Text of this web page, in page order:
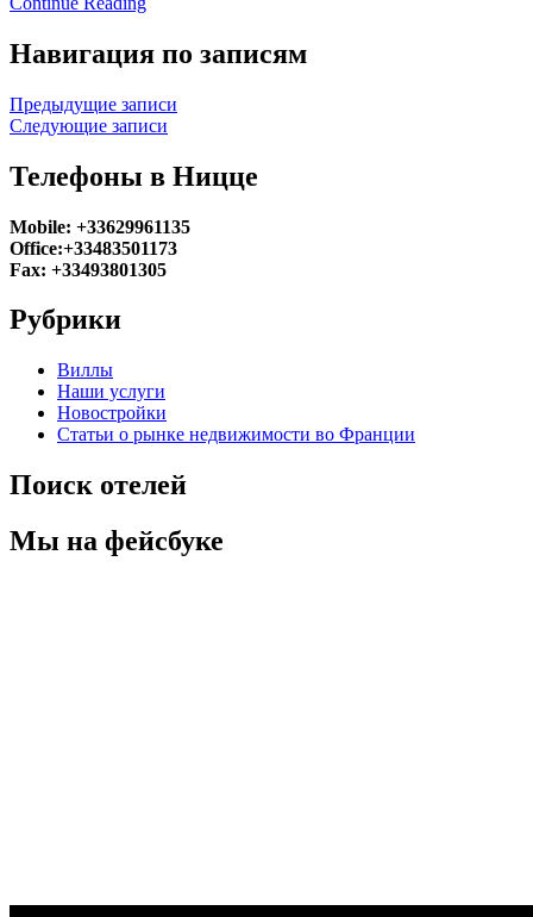
Навигация по записям
Предыдущие записи
Следующие записи
Телефоны в Ницце
Mobile: +33629961135
Office:+33483501173
Fax: +33493801305
Рубрики
Виллы
Наши услуги
Новостройки
Статьи о рынке недвижимости во Франции
Поиск отелей
Мы на фейсбуке